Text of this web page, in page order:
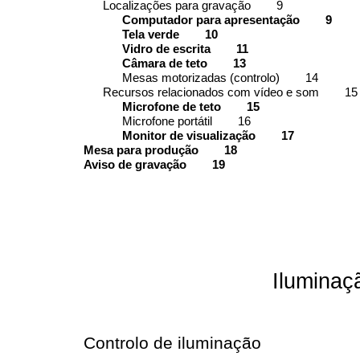
Localizações para gravação 9
Computador para apresentação 9
Tela verde 10
Vidro de escrita 11
Câmara de teto 13
Mesas motorizadas (controlo) 14
Recursos relacionados com vídeo e som 15
Microfone de teto 15
Microfone portátil 16
Monitor de visualização 17
Mesa para produção 18
Aviso de gravação 19
Controlo de iluminação